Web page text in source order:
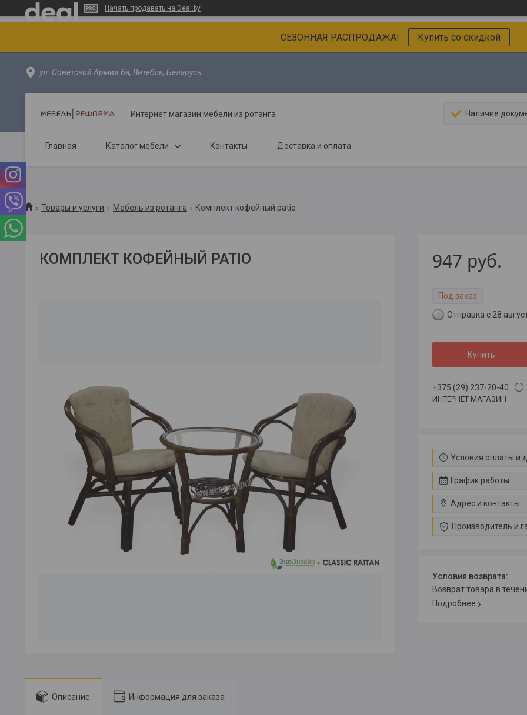
Начать продавать на Deal.by
СЕЗОННАЯ РАСПРОДАЖА! Купить со скидкой
ул. Советской Армии 6а, Витебск, Беларусь
Интернет магазин мебели из ротанга Наличие
Главная Каталог мебели Контакты Доставка и оплата
Товары и услуги Мебель из ротанга Комплект кофейный patio
КОМПЛЕКТ КОФЕЙНЫЙ PATIO 947 руб.
Под заказ
Отправка с 28
Купить
+375 (29) 237-20-40
ИНТЕРНЕТ МАГАЗИН
Условия оплаты и
График работы
Адрес и контакты
Производитель и
возврат товара в
Подробнее
Описание Информация для заказа